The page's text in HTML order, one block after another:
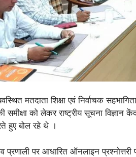
मतदाता शिक्षा एवं निर्वाचक
समीक्षा को लेकर राष्ट्रीय सूचना
हुए बोल रहे थे ।
प्रणाली पर आधारित ऑनलाइन